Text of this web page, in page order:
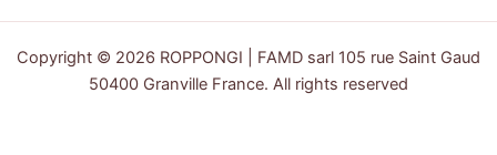
Copyright © 2026 ROPPONGI | FAMD sarl 105 rue Saint Gaud
50400 Granville France. All rights reserved